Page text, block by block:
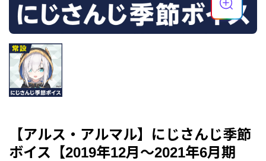
【アルス・アルマル】にじさんじ季節
ボイス【2019年12月～2021年6月期